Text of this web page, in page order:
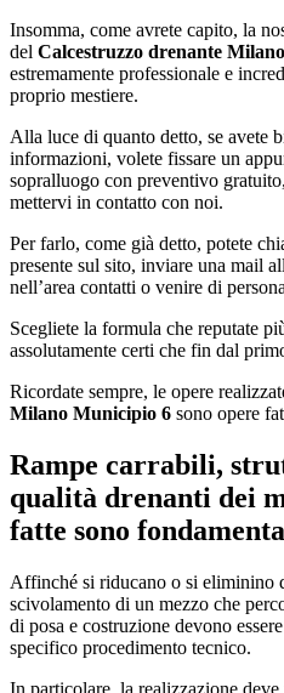
Insomma, come avrete capito, la
del Calcestruzzo drenante
estremamente professionale e
proprio mestiere.
Alla luce di quanto detto, se avete
informazioni, volete fissare un
sopralluogo con preventivo
mettervi in contatto con noi.
Per farlo, come già detto, potete
presente sul sito, inviare una mail
nell’area contatti o venire di
Scegliete la formula che reputate
assolutamente certi che fin dal
Ricordate sempre, le opere
Milano Municipio 6 sono opere
Rampe carrabili,
qualità drenanti dei
fatte sono
Affinché si riducano o si eliminino
scivolamento di un mezzo che
di posa e costruzione devono
specifico procedimento tecnico.
In particolare, la realizzazione